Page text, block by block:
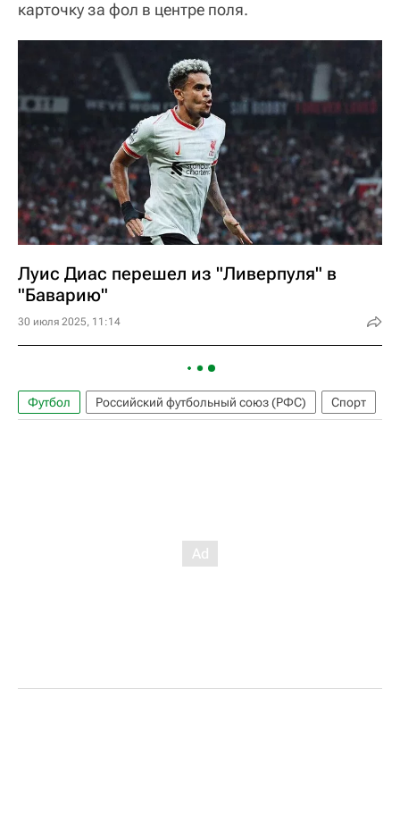
карточку за фол в центре поля.
Луис Диас перешел из "Ливерпуля" в
"Баварию"
30 июля 2025, 11:14
Футбол Российский футбольный союз (РФС) Спорт